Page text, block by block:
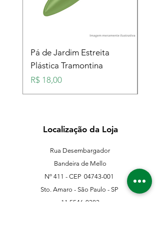
Pá de Jardim Estreita
Plástica Tramontina
Preço
R$ 18,00
Localização da Loja
Rua Desembargador
Bandeira de Mello
Nº 411 - CEP 04743-001
Sto. Amaro - São Paulo - SP
11 5546-0383